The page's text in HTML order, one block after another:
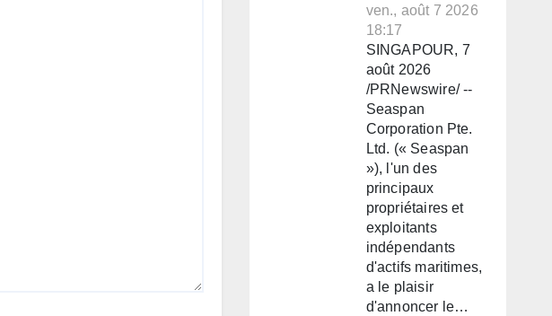
ven., août 7 2026
18:17
SINGAPOUR, 7
août 2026
/PRNewswire/ --
Seaspan
Corporation Pte.
Ltd. (« Seaspan
»), l'un des
principaux
propriétaires et
exploitants
indépendants
d'actifs maritimes,
a le plaisir
d'annoncer le…